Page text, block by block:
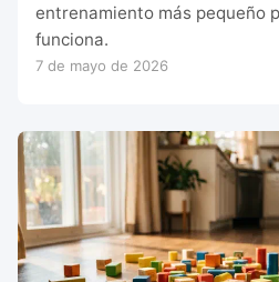
entrenamiento más pequeño
funciona.
7 de mayo de 2026